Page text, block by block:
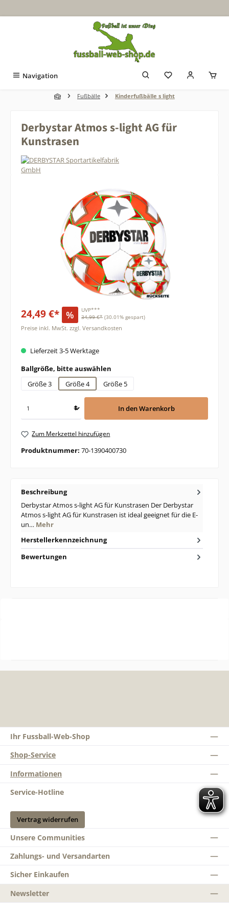
Navigation
Fußbälle Kinderfußbälle s light
Derbystar Atmos s-light AG für
Kunstrasen
Bildergalerie überspringen
24,49 €* %
UVP***
34,99 €* (30.01% gespart)
Preise inkl. MwSt. zzgl. Versandkosten
Lieferzeit 3-5 Werktage
Ballgröße, bitte auswählen
Größe 3
Größe 4 Größe 5
In den Warenkorb
Zum Merkzettel hinzufügen
Produktnummer: 70-1390400730
Beschreibung
Derbystar Atmos s-light AG für Kunstrasen Der Derbystar
Atmos s-light AG für Kunstrasen ist ideal geeignet für die E-
un… Mehr
Herstellerkennzeichnung
Bewertungen
Ihr Fussball-Web-Shop
Shop-Service
Informationen
Service-Hotline
Vertrag widerrufen
Unsere Communities
Zahlungs- und Versandarten
Sicher Einkaufen
Newsletter